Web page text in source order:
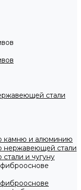
стали
камню и алюминию
нержавеющей стали
и чугуну